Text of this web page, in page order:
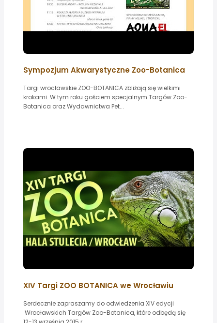
Sympozjum Akwarystyczne Zoo-Botanica
Targi wrocławskie ZOO-BOTANICA zbliżają się wielkimi
krokami. W tym roku gościem specjalnym Targów Zoo-
Botanica oraz Wydawnictwa Pet...
XIV Targi ZOO BOTANICA we Wrocławiu
Serdecznie zapraszamy do odwiedzenia XIV edycji
Wrocławskich Targów Zoo-Botanica, które odbędą się